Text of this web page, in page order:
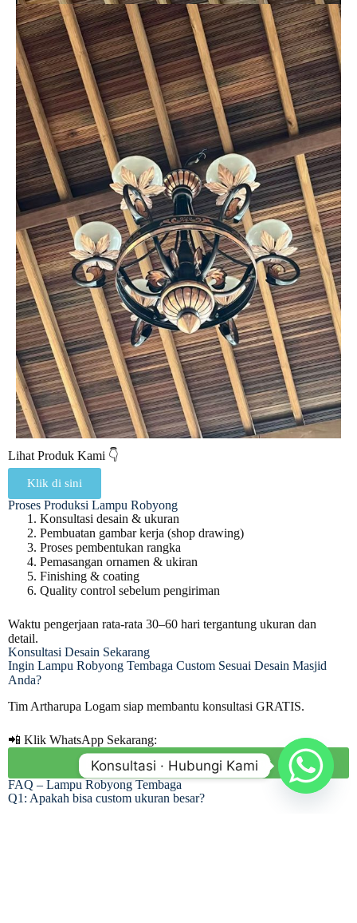
Lihat Produk Kami 👇
Klik di sini
Proses Produksi Lampu Robyong
Konsultasi desain & ukuran
Pembuatan gambar kerja (shop drawing)
Proses pembentukan rangka
Pemasangan ornamen & ukiran
Finishing & coating
Quality control sebelum pengiriman
Waktu pengerjaan rata-rata 30–60 hari tergantung ukuran dan
detail.
Konsultasi Desain Sekarang
Ingin Lampu Robyong Tembaga Custom Sesuai Desain Masjid
Anda?
Tim Artharupa Logam siap membantu konsultasi GRATIS.
📲 Klik WhatsApp Sekarang:
Konsultasi Via Whatsapp Sekarang
FAQ – Lampu Robyong Tembaga
Q1: Apakah bisa custom ukuran besar?
Konsultasi · Hubungi Kami